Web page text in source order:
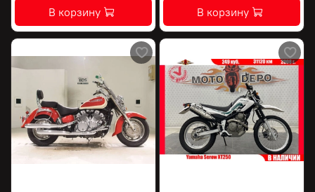
В корзину В корзину